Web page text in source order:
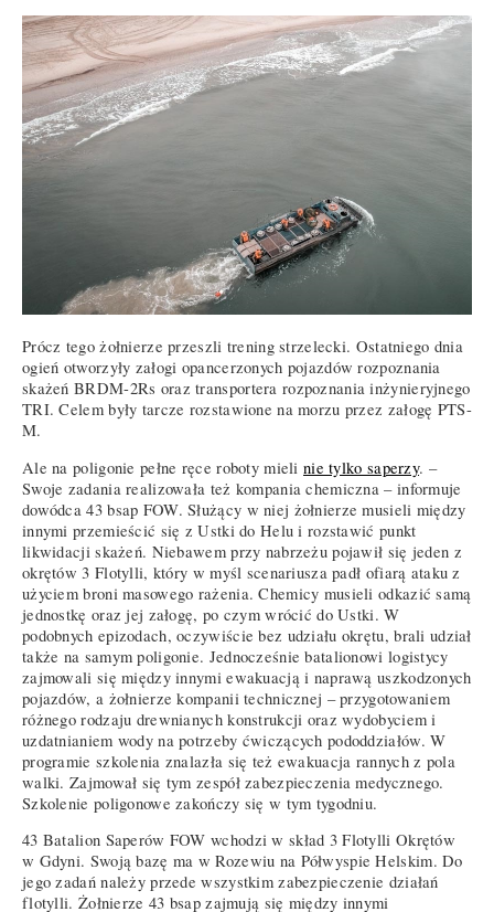
Prócz tego żołnierze przeszli trening strzelecki. Ostatniego dnia
ogień otworzyły załogi opancerzonych pojazdów rozpoznania
skażeń BRDM-2Rs oraz transportera rozpoznania inżynieryjnego
TRI. Celem były tarcze rozstawione na morzu przez załogę PTS-
M.
Ale na poligonie pełne ręce roboty mielinie tylko saperzy. –
Swoje zadania realizowała też kompania chemiczna – informuje
dowódca 43 bsap FOW. Służący w niej żołnierze musieli między
innymi przemieścić się z Ustki do Helu i rozstawić punkt
likwidacji skażeń. Niebawem przy nabrzeżu pojawił się jeden z
okrętów 3 Flotylli, który w myśl scenariusza padł ofiarą ataku z
użyciem broni masowego rażenia. Chemicy musieli odkazić samą
jednostkę oraz jej załogę, po czym wrócić do Ustki. W
podobnych epizodach, oczywiście bez udziału okrętu, brali udział
także na samym poligonie. Jednocześnie batalionowi logistycy
zajmowali się między innymi ewakuacją i naprawą uszkodzonych
pojazdów, a żołnierze kompanii technicznej – przygotowaniem
różnego rodzaju drewnianych konstrukcji oraz wydobyciem i
uzdatnianiem wody na potrzeby ćwiczących pododdziałów. W
programie szkolenia znalazła się też ewakuacja rannych z pola
walki. Zajmował się tym zespół zabezpieczenia medycznego.
Szkolenie poligonowe zakończy się w tym tygodniu.
43 Batalion Saperów FOW wchodzi w skład 3 Flotylli Okrętów
w Gdyni. Swoją bazę ma w Rozewiu na Półwyspie Helskim. Do
jego zadań należy przede wszystkim zabezpieczenie działań
flotylli. Żołnierze 43 bsap zajmują się między innymi